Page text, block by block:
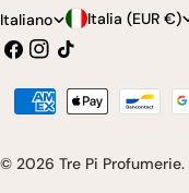
L
i
n
u
Italiano
P
a
e
s
e
Italia (EUR €)
Facebook
Instagram
Tic
© 2026 Tre Pi Profumerie.
Modalità